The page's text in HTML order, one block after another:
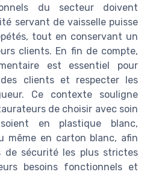
du secteur doivent
servant de vaisselle puisse
tout en conservant un
clients. En fin de compte,
est essentiel pour
clients et respecter les
Ce contexte souligne
de choisir avec soin
en plastique blanc,
même en carton blanc, afin
de sécurité les plus strictes
besoins fonctionnels et